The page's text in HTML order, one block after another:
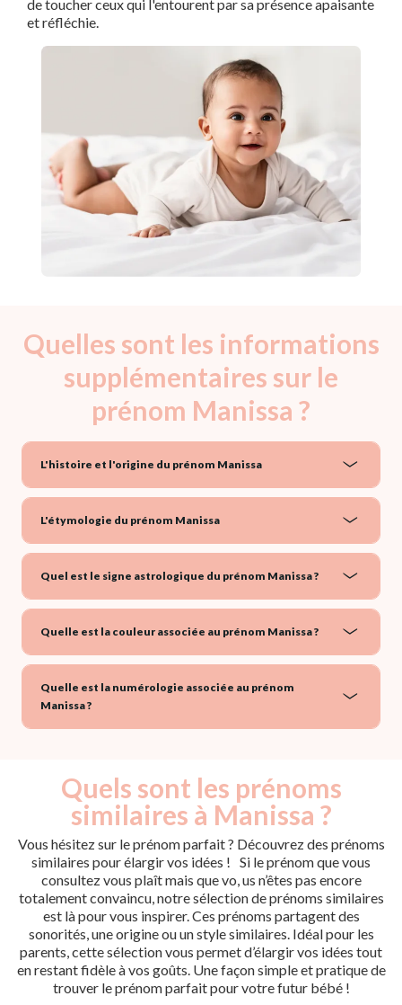
de toucher ceux qui l'entourent par sa présence apaisante
et réfléchie.
Quelles sont les informations
supplémentaires sur le
prénom Manissa ?
L'histoire et l'origine du prénom Manissa
L'étymologie du prénom Manissa
Quel est le signe astrologique du prénom Manissa ?
Quelle est la couleur associée au prénom Manissa ?
Quelle est la numérologie associée au prénom
Manissa ?
Quels sont les prénoms
similaires à Manissa ?
Vous hésitez sur le prénom parfait ? Découvrez des prénoms
similaires pour élargir vos idées ! Si le prénom que vous
consultez vous plaît mais que vo, us n’êtes pas encore
totalement convaincu, notre sélection de prénoms similaires
est là pour vous inspirer. Ces prénoms partagent des
sonorités, une origine ou un style similaires. Idéal pour les
parents, cette sélection vous permet d’élargir vos idées tout
en restant fidèle à vos goûts. Une façon simple et pratique de
trouver le prénom parfait pour votre futur bébé !